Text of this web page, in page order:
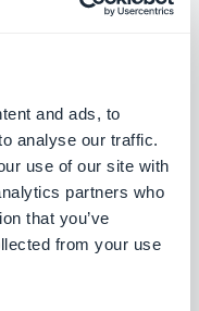
and ads, to
analyse our traffic.
use of our site with
partners who
that you’ve
from your use